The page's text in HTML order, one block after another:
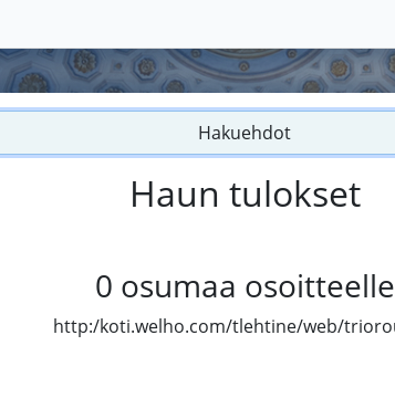
Hakuehdot
Haun tulokset
0 osumaa osoitteelle
http:/koti.welho.com/tlehtine/web/